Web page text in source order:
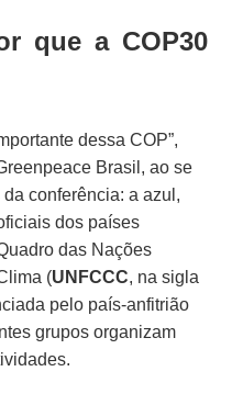
que a COP30
dessa COP”,
Brasil, ao se
conferência: a azul,
dos países
das Nações
(UNFCCC, na sigla
pelo país-anfitrião
grupos organizam